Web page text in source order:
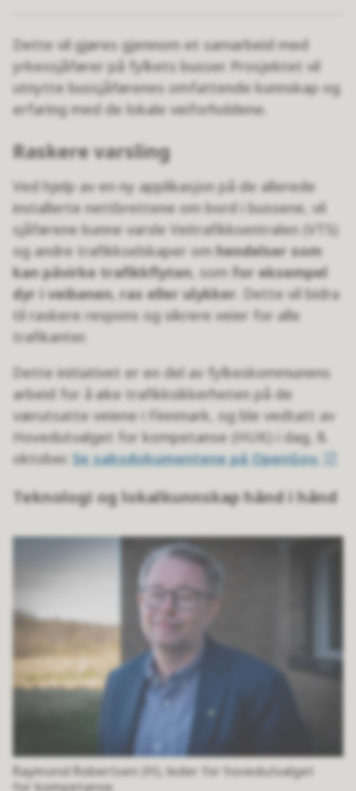
Dette vil gjøres gjennom et samarbeid med
yrkessjåfører på fylkets busser. Prosjektet vil
utnytte bussjåførenes omfattende kunnskap og
erfaring med de lokale veiforholdene.
Raskere varsling
Ved hjelp av en ny applikasjon på de allerede
installerte nettbrettene om bord i bussene, vil
sjåførene kunne varsle Veitrafikksentralen (VTS)
og andre trafikkselskaper omhendelser som
kan påvirke trafikkflyten, som for eksempel
dyr i veibanen, ras eller ulykker . Dette vil bidra
til raskere respons og sikrere veier for alle
trafikanter.
Dette initiativet er en del av fylkeskommunens
arbeid for å øke trafikksikkerheten på de
værutsatte veiene i Finnmark, og ble vedtatt av
Hovedutvalget for kompetanse (HUK) i dag, 8.
oktober. Se saksdokumentene på OpenGov.
Teknologi og lokalkunnskap hånd i hånd
Raymond Robertsen (H), leder for hovedutvalget
for kompetanse.